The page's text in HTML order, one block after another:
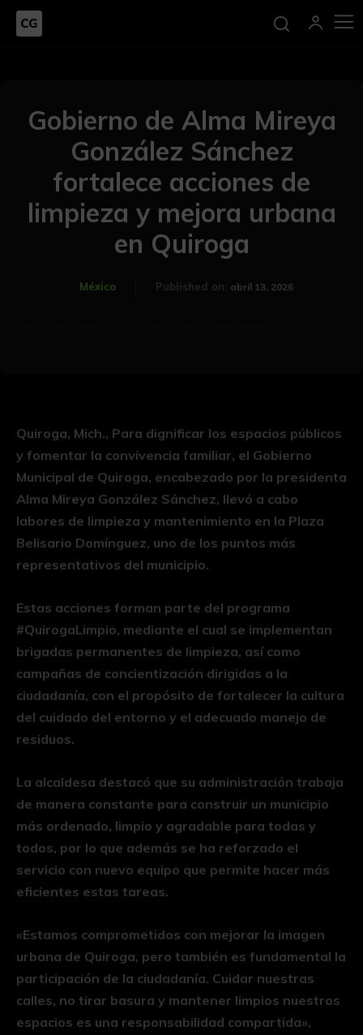
Gobierno de Alma Mireya
González Sánchez
fortalece acciones de
limpieza y mejora urbana
en Quiroga
México Published on: abril 13, 2026
Quiroga, Mich., Para dignificar los espacios públicos
y fomentar la convivencia familiar, el Gobierno
Municipal de Quiroga, encabezado por la presidenta
Alma Mireya González Sánchez, llevó a cabo
labores de limpieza y mantenimiento en la Plaza
Belisario Domínguez, uno de los puntos más
representativos del municipio.
Estas acciones forman parte del programa
#QuirogaLimpio, mediante el cual se implementan
brigadas permanentes de limpieza, así como
campañas de concientización dirigidas a la
ciudadanía, con el propósito de fortalecer la cultura
del cuidado del entorno y el adecuado manejo de
residuos.
La alcaldesa destacó que su administración trabaja
de manera constante para construir un municipio
más ordenado, limpio y agradable para todas y
todos, por lo que además se ha reforzado el
servicio con nuevo equipo que permite hacer más
eficientes estas tareas.
«Estamos comprometidos con mejorar la imagen
urbana de Quiroga, pero también es fundamental la
participación de la ciudadanía. Cuidar nuestras
calles, no tirar basura y mantener limpios nuestros
espacios es una responsabilidad compartida»,